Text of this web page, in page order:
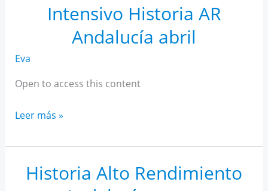
AndalucíaIntensivo Historia AR
Andalucía abril
Eva
Open to access this content
Intensivo
AR
Andalucía
abril
Leer más »
Historia Alto Rendimiento